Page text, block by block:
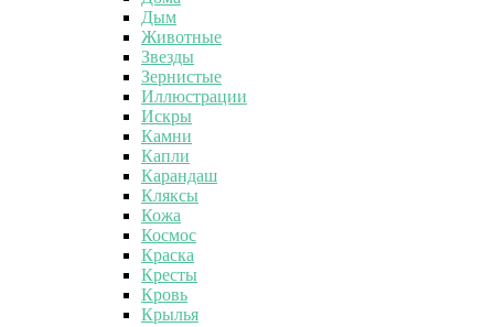
Дым
Животные
Звезды
Зернистые
Иллюстрации
Искры
Камни
Капли
Карандаш
Кляксы
Кожа
Космос
Краска
Кресты
Кровь
Крылья